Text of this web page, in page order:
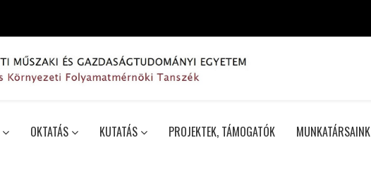
OKTATÁS KUTATÁS PROJEKTEK, TÁMOGATÓK MUNKATÁRSAINK